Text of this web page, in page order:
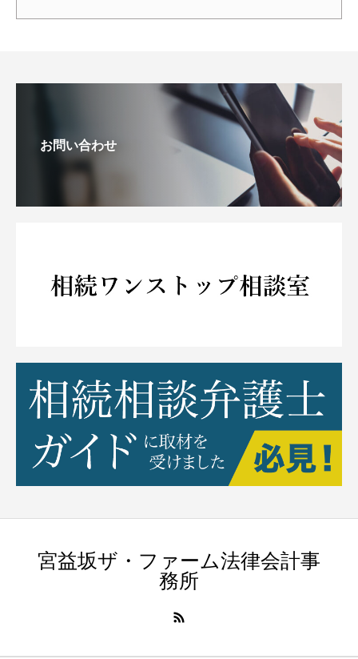
お問い合わせ
宮益坂ザ・ファーム法律会計事
務所